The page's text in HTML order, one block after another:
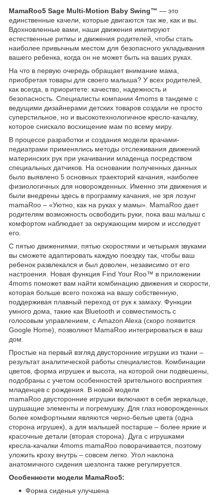
MamaRoo5 Sage Multi-Motion Baby Swing™ — это
единственные качели, которые двигаются так же, как и вы.
Вдохновленные вами, наши движения имитируют
естественные ритмы и движения родителей, чтобы стать
наиболее привычным местом для безопасного укладывания
вашего ребенка, когда он не может быть на ваших руках.
На что в первую очередь обращает внимание мама,
приобретая товары для своего малыша? У всех родителей,
как всегда, в приоритете: качество, надежность и
безопасность. Специалисты компании 4moms в тандеме с
ведущими дизайнерами детских товаров создали не просто
суперстильное, но и высокотехнологичное кресло-качалку,
которое снискало восхищение мам по всему миру.
В процессе разработки и создания модели врачами-
педиатрами применялись методы отслеживания движений
материнских рук при укачивании младенца посредством
специальных датчиков. На основании полученных данных
было выявлено 5 основных траекторий качания, наиболее
физиологичных для новорожденных. Именно эти движения и
были внедрены здесь в программу качания, не зря лозунг
mamaRoo – «Уютно, как на руках у мамы». MamaRoo дает
родителям возможность освободить руки, пока ваш малыш с
комфортом наблюдает за окружающим миром и исследует
его.
С пятью движениями, пятью скоростями и четырьмя звуками
вы сможете адаптировать каждую поездку так, чтобы ваш
ребенок развлекался и был доволен, независимо от его
настроения. Новая функция Find Your Roo™ в приложении
4moms поможет вам найти комбинацию движения и скорости,
которая больше всего похожа на вашу собственную,
поддерживая плавный переход от рук к замаху. Функции
умного дома, такие как Bluetooth и совместимость с
голосовым управлением, с Amazon Alexa (скоро появится
Google Home), позволяют MamaRoo интегрироваться в ваш
дом.
Простые на первый взгляд двусторонние игрушки из ткани –
результат аналитической работы специалистов. Комбинации
цветов, форма игрушек и высота, на которой они подвешены,
подобраны с учетом особенностей зрительного восприятия
младенцев с рождения. В новой модели
mamaRoo двусторонние игрушки включают в себя зеркальце,
шуршащие элементы и погремушку. Для глаз новорожденных
более комфортными являются черно-белые цвета (одна
сторона игрушек), а для малышей постарше – более яркие и
красочные детали (вторая сторона). Дуга с игрушками
кресла-качалки 4moms mamaRoo поворачивается, поэтому
уложить кроху внутрь – совсем легко. Угол наклона
анатомичного сидения шезлонга также регулируется.
Особенности модели MamaRoo5:
Форма сиденья улучшена